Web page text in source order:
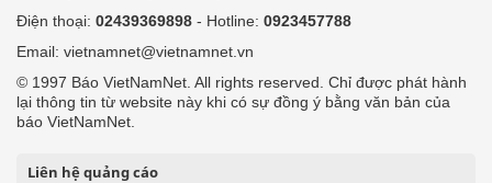
Điện thoại: 02439369898 - Hotline: 0923457788
Email: vietnamnet@vietnamnet.vn
© 1997 Báo VietNamNet. All rights reserved. Chỉ được phát hành
lại thông tin từ website này khi có sự đồng ý bằng văn bản của
báo VietNamNet.
Liên hệ quảng cáo